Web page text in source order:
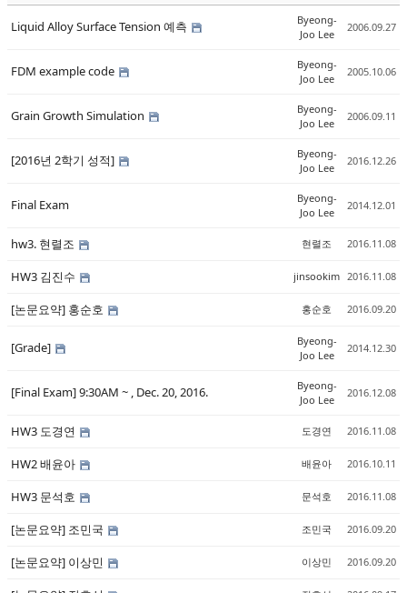
Liquid Alloy Surface Tension 예측
Byeong-
Joo Lee
2006.09.27
FDM example code
Byeong-
Joo Lee
2005.10.06
Grain Growth Simulation
Byeong-
Joo Lee
2006.09.11
[2016년 2학기 성적]
Byeong-
Joo Lee
2016.12.26
Final Exam
Byeong-
Joo Lee
2014.12.01
hw3. 현렬조 현렬조 2016.11.08
HW3 김진수 jinsookim 2016.11.08
[논문요약] 홍순호 홍순호 2016.09.20
[Grade]
Byeong-
Joo Lee
2014.12.30
[Final Exam] 9:30AM ~ , Dec. 20, 2016.
Byeong-
Joo Lee
2016.12.08
HW3 도경연 도경연 2016.11.08
HW2 배윤아 배윤아 2016.10.11
HW3 문석호 문석호 2016.11.08
[논문요약] 조민국 조민국 2016.09.20
[논문요약] 이상민 이상민 2016.09.20